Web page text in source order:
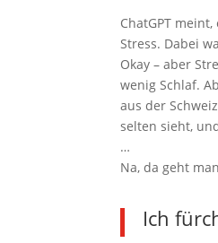
ChatGPT
Stress. Dabei
Okay – aber
wenig Schlaf.
aus der
selten sieht,
…
Na, da geht
Ich